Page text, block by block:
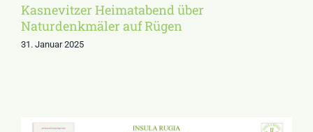
Kasnevitzer Heimatabend über
Naturdenkmäler auf Rügen
31. Januar 2025